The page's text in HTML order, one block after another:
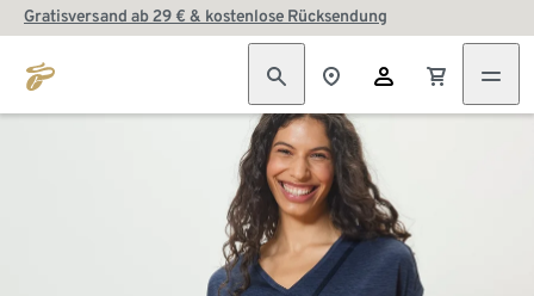
Gratisversand ab 29 € & kostenlose Rücksendung